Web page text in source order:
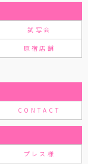
試写会
原宿店舗
CONTACT
プレス様